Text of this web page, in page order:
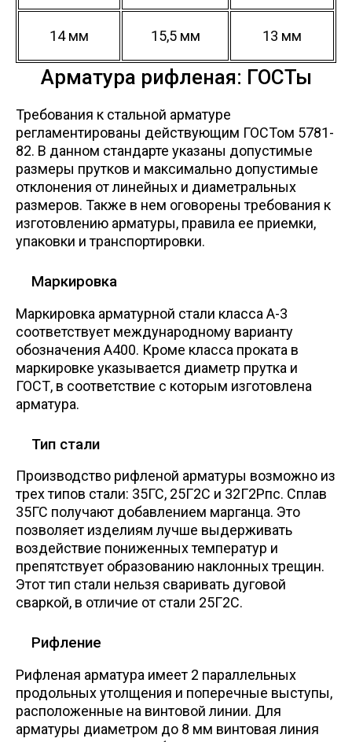
14 мм 15,5 мм 13 мм
Арматура рифленая: ГОСТы
Требования к стальной арматуре
регламентированы действующим ГОСТом 5781-
82. В данном стандарте указаны допустимые
размеры прутков и максимально допустимые
отклонения от линейных и диаметральных
размеров. Также в нем оговорены требования к
изготовлению арматуры, правила ее приемки,
упаковки и транспортировки.
Маркировка
Маркировка арматурной стали класса А-3
соответствует международному варианту
обозначения А400. Кроме класса проката в
маркировке указывается диаметр прутка и
ГОСТ, в соответствие с которым изготовлена
арматура.
Тип стали
Производство рифленой арматуры возможно из
трех типов стали: 35ГС, 25Г2С и 32Г2Рпс. Сплав
35ГС получают добавлением марганца. Это
позволяет изделиям лучше выдерживать
воздействие пониженных температур и
препятствует образованию наклонных трещин.
Этот тип стали нельзя сваривать дуговой
сваркой, в отличие от стали 25Г2С.
Рифление
Рифленая арматура имеет 2 параллельных
продольных утолщения и поперечные выступы,
расположенные на винтовой линии. Для
арматуры диаметром до 8 мм винтовая линия